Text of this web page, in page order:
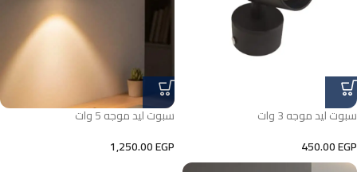
سبوت ليد موجه 3 وات
450.00EGP
سبوت ليد موجه 5 وات
1,250.00EGP